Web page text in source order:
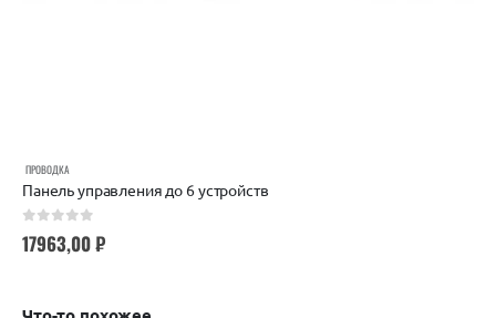
ПРОВОДКА
Панель управления до 6 устройств
17963,00₽